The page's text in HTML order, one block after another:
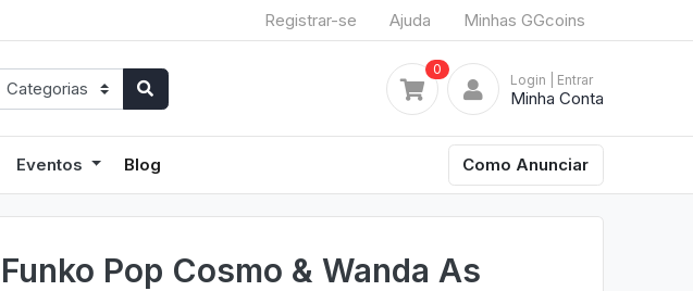
Registrar-se Ajuda Minhas GGcoins
0
Login | Entrar
Minha Conta
Eventos Blog Como Anunciar
Funko Pop Cosmo & Wanda As